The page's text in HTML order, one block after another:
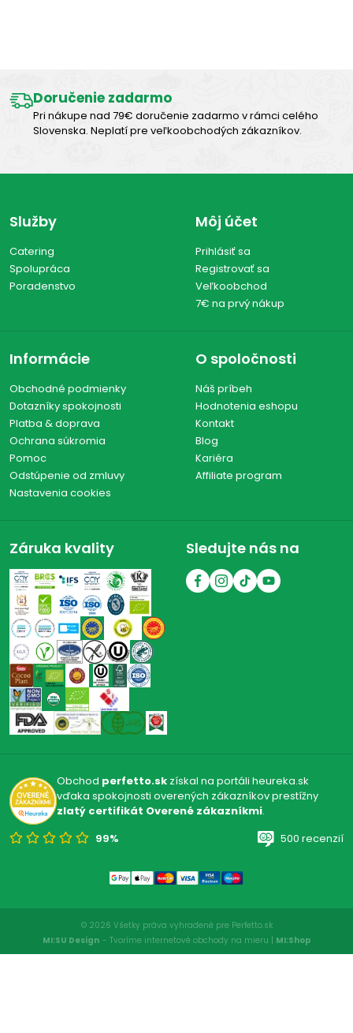
Doručenie zadarmo
Pri nákupe nad 79€ doručenie zadarmo v rámci celého
Slovenska. Neplatí pre veľkoobchodých zákazníkov.
Služby
Catering
Spolupráca
Poradenstvo
Môj účet
Prihlásiť sa
Registrovať sa
Veľkoobchod
7€ na prvý nákup
Informácie
Obchodné podmienky
Dotazníky spokojnosti
Platba & doprava
Ochrana súkromia
Pomoc
Odstúpenie od zmluvy
Nastavenia cookies
O spoločnosti
Náš príbeh
Hodnotenia eshopu
Kontakt
Blog
Kariéra
Affiliate program
Záruka kvality Sledujte nás na
Obchod perfetto.skzískal na portáli heureka.sk
vďaka spokojnosti overených zákazníkov prestížny
zlatý certifikát Overené zákazníkmi.
99%
500 recenzií
© 2026 Všetky práva vyhradené pre Perfetto.sk
MI:SU Design - Tvoríme internetové obchody na mieru | MI:Shop